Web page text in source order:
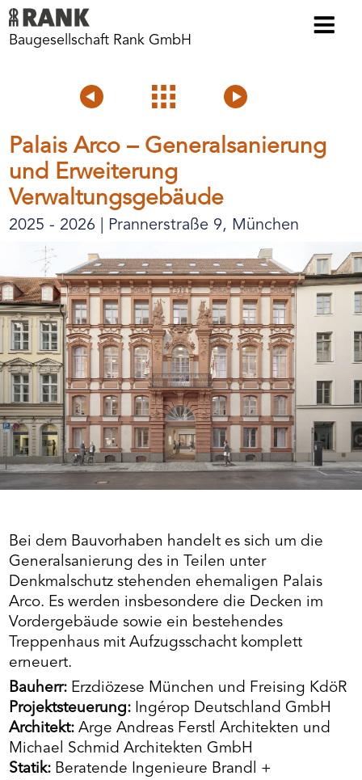
Baugesellschaft Rank GmbH
Voriges
Projektübersicht
Palais Arco – Generalsanierung
und Erweiterung
Verwaltungsgebäude
2025 - 2026 | Prannerstraße 9, München
Bei dem Bauvorhaben handelt es sich um die
Generalsanierung des in Teilen unter
Denkmalschutz stehenden ehemaligen Palais
Arco. Es werden insbesondere die Decken im
Vordergebäude sowie ein bestehendes
Treppenhaus mit Aufzugsschacht komplett
erneuert.
Bauherr: Erzdiözese München und Freising KdöR
Projektsteuerung: Ingérop Deutschland GmbH
Architekt: Arge Andreas Ferstl Architekten und
Michael Schmid Architekten GmbH
Statik: Beratende Ingenieure Brandl +